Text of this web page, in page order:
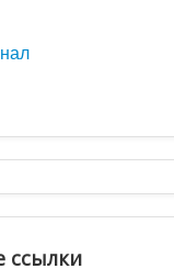
ссылки